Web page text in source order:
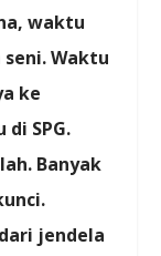
waktu
Waktu
ke
SPG.
Banyak
jendela